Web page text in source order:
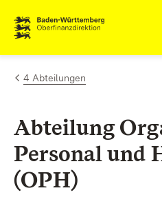
Zum Inhalt springen
4 Abteilungen
Abteilung
Personal und
(OPH)